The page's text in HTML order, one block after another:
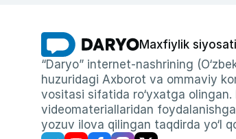
Maxfiylik siyosati
“Daryo” internet-nashrining
huzuridagi Axborot va ommaviy
vositasi sifatida ro‘yxatga
videomateriallaridan
yozuv ilova qilingan taqdirda yo‘l